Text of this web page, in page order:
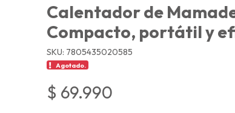
Calentador de
Compacto, portátil y
SKU: 7805435020585
Agotado.
$ 69.990